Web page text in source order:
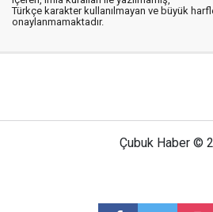
Türkçe karakter kullanılmayan ve büyük
onaylanmamaktadır.
Çubuk Haber ©